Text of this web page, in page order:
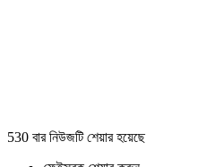
530 বার নিউজটি শেয়ার হয়েছে